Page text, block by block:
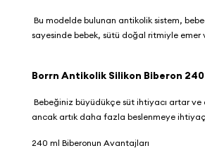
Bu modelde bulunan antikolik sistem,
sayesinde bebek, sütü doğal ritmiyle emer
Borrn Antikolik Silikon Biberon
Bebeğiniz büyüdükçe süt ihtiyacı artar
ancak artık daha fazla beslenmeye
240 ml Biberonun Avantajları